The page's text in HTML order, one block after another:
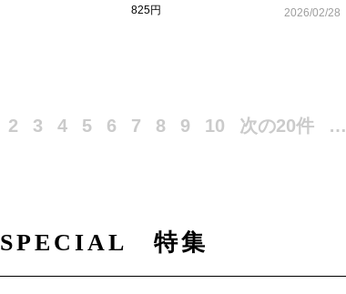
825円 2026/02/28
2 3 4 5 6 7 8 9 10 次の20件 …
SPECIAL 特集